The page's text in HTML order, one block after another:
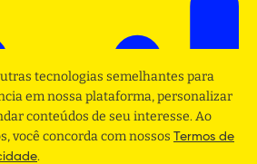
tecnologias semelhantes para
em nossa plataforma, personalizar
conteúdos de seu interesse. Ao
você concorda com nossos Termos de
.